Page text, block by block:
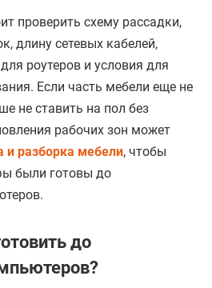
проверить схему рассадки,
длину сетевых кабелей,
роутеров и условия для
Если часть мебели еще не
не ставить на пол без
рабочих зон может
и разборка мебели, чтобы
были готовы до
до